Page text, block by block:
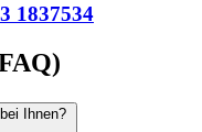
1837534
Ihnen?